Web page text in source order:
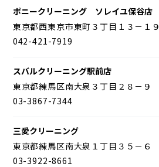
ポニークリーニング ソレイユ保谷店
東京都西東京市東町３丁目１３－１９
042-421-7919
スバルクリーニング駅前店
東京都練馬区南大泉３丁目２８－９
03-3867-7344
三愛クリーニング
東京都練馬区南大泉１丁目３５－６
03-3922-8661